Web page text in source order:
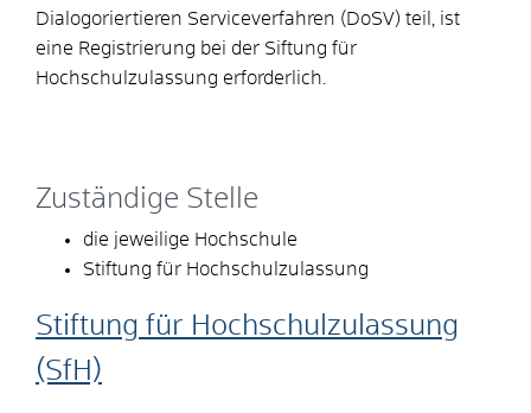
Dialogoriertieren Serviceverfahren (DoSV) teil, ist
eine Registrierung bei der Siftung für
Hochschulzulassung erforderlich.
Zuständige Stelle
die jeweilige Hochschule
Stiftung für Hochschulzulassung
Stiftung für Hochschulzulassung
(SfH)